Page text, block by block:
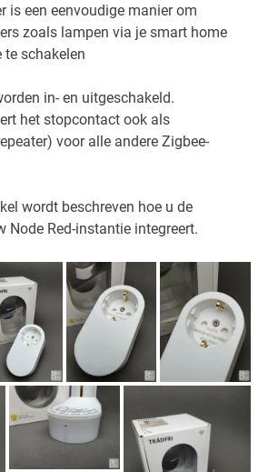
is een eenvoudige manier om
zoals lampen via je smart home
te schakelen
in- en uitgeschakeld.
het stopcontact ook als
voor alle andere Zigbee-
wordt beschreven hoe u de
Node Red-instantie integreert.